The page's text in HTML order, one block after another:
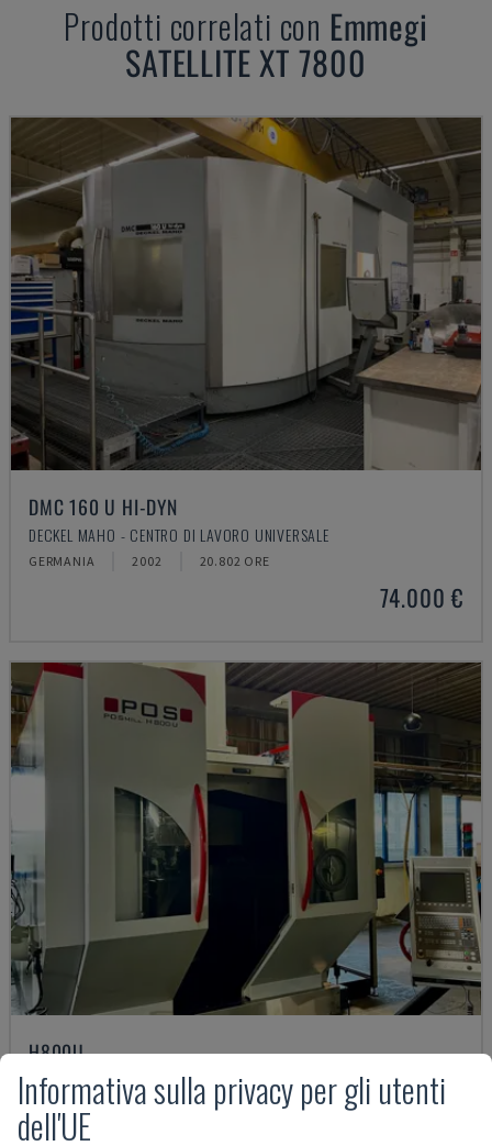
Prodotti correlati con Emmegi
SATELLITE XT 7800
DMC 160 U HI-DYN
DECKEL MAHO - CENTRO DI LAVORO UNIVERSALE
GERMANIA 2002 20.802 ORE
74.000 €
H800U
POSMILL - CENTRO DI LAVORO UNIVERSALE
GERMANIA 2021 11.514 ORE
Informativa sulla privacy per gli utenti
dell'UE